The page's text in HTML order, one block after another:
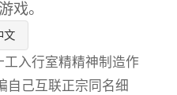
戏。
文
入行室精精神制造作
自己互联正宗同名细